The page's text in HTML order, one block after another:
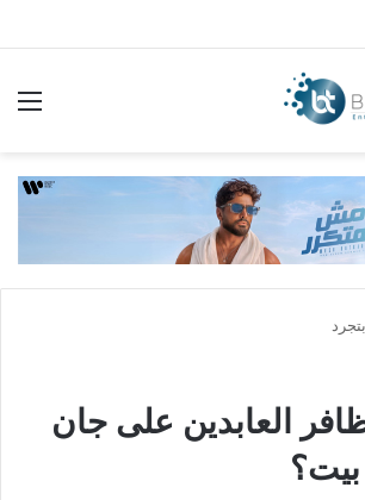
بتجرد
العابدين على جان
بيت؟